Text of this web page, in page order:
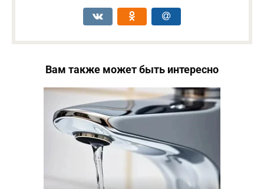
Вам также может быть интересно